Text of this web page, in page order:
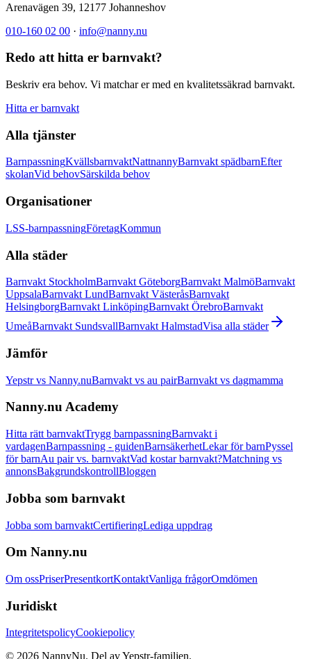
Arenavägen 39, 12177 Johanneshov
010-160 02 00 · info@nanny.nu
Redo att hitta er barnvakt?
Beskriv era behov. Vi matchar er med en kvalitetssäkrad barnvakt.
Hitta er barnvakt
Alla tjänster
BarnpassningKvällsbarnvaktNattnannyBarnvakt spädbarnEfter
skolanVid behovSärskilda behov
Organisationer
LSS-barnpassningFöretagKommun
Alla städer
Barnvakt StockholmBarnvakt GöteborgBarnvakt MalmöBarnvakt
UppsalaBarnvakt LundBarnvakt VästeråsBarnvakt
HelsingborgBarnvakt LinköpingBarnvakt ÖrebroBarnvakt
UmeåBarnvakt SundsvallBarnvakt HalmstadVisa alla städer
Jämför
Yepstr vs Nanny.nuBarnvakt vs au pairBarnvakt vs dagmamma
Nanny.nu Academy
Hitta rätt barnvaktTrygg barnpassningBarnvakt i
vardagenBarnpassning - guidenBarnsäkerhetLekar för barnPyssel
för barnAu pair vs. barnvaktVad kostar barnvakt?Matchning vs
annonsBakgrundskontrollBloggen
Jobba som barnvakt
Jobba som barnvaktCertifieringLediga uppdrag
Om Nanny.nu
Om ossPriserPresentkortKontaktVanliga frågorOmdömen
Juridiskt
IntegritetspolicyCookiepolicy
© 2026 NannyNu. Del av Yepstr-familjen.